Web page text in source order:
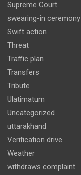
Supreme Court
swearing-in ceremony
Swift action
Threat
Traffic plan
Transfers
Tribute
Ulatimatum
Uncategorized
uttarakhand
Verification drive
Weather
withdraws complaint